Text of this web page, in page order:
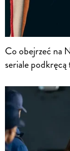
Co obejrzeć na
seriale